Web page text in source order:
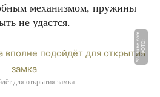
механизмом, пружины
не удастся.
Ф
О
Т
О:
Y
o
u
T
u
b
e.
c
o
m
для открытия замка